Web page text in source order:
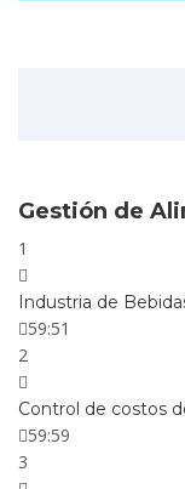
Gestión de
1
Industria de
59:51
2
Control de costos
59:59
3